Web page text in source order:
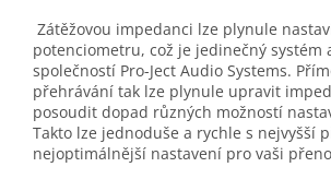
Zátěžovou impedanci lze plynule
potenciometru, což je jedinečný systém
společností Pro-Ject Audio Systems.
přehrávání tak lze plynule upravit
posoudit dopad různých možností
Takto lze jednoduše a rychle s nejvyšší
nejoptimálnější nastavení pro vaši